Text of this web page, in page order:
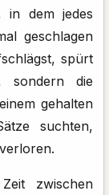
in dem jedes
geschlagen
spürt
sondern die
gehalten
suchten,
zwischen